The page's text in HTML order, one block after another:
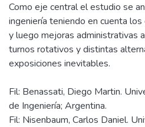
Como eje central el estudio se
ingeniería teniendo en cuenta
y luego mejoras administrativas
turnos rotativos y distintas
Fil: Benassati, Diego Martin.
de Ingeniería; Argentina.
Fil: Nisenbaum, Carlos Daniel.